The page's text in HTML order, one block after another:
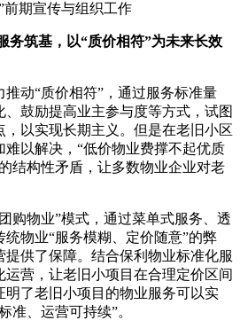
期宣传与组织工作
务筑基，以“质价相符”为未来长效
动“质价相符”，通过服务标准量
鼓励提高业主参与度等方式，试图
以实现长期主义。但是在老旧小区
以解决，“低价物业费撑不起优质
结构性矛盾，让多数物业企业对老
物业”模式，通过菜单式服务、透
物业“服务模糊、定价随意”的弊
供了保障。结合保利物业标准化服
营，让老旧小项目在合理定价区间
明了老旧小项目的物业服务可以实
准、运营可持续”。